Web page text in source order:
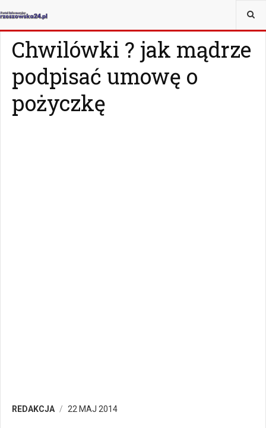
JESTEŚ TUTAJ:
Chwilówki ? jak mądrze
podpisać umowę o
pożyczkę
REDAKCJA 22 MAJ 2014